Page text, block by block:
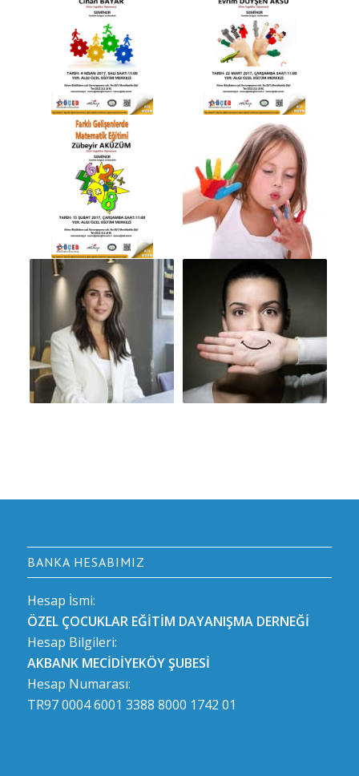
BANKA HESABIMIZ
Hesap İsmi:
ÖZEL ÇOCUKLAR EĞİTİM DAYANIŞMA DERNEĞİ
Hesap Bilgileri:
AKBANK MECİDİYEKÖY ŞUBESİ
Hesap Numarası:
TR97 0004 6001 3388 8000 1742 01